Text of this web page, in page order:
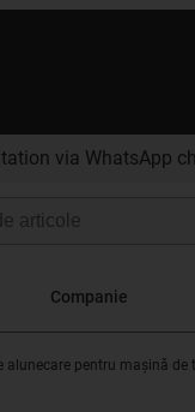
via WhatsApp
Companie
alunecare pentru mașină